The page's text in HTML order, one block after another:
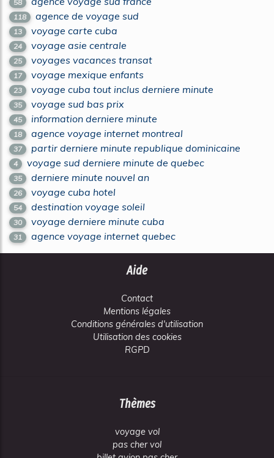
58
118 agence de voyage sud
13 voyage carte cuba
24 voyage asie centrale
25 voyages vacances transat
17 voyage mexique enfants
23 voyage cuba tout inclus derniere minute
35 voyage sud bas prix
45 information derniere minute
18 agence voyage internet montreal
37 partir derniere minute republique dominicaine
4 voyage sud derniere minute de quebec
35 derniere minute nouvel an
26 voyage cuba hotel
54 destination voyage soleil
30 voyage derniere minute cuba
31 agence voyage internet quebec
Aide
Contact
Mentions légales
Conditions générales d'utilisation
Utilisation des cookies
RGPD
Thèmes
voyage vol
pas cher vol